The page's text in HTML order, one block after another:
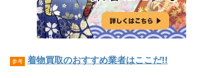
参考 着物買取のおすすめ業者はここだ!!